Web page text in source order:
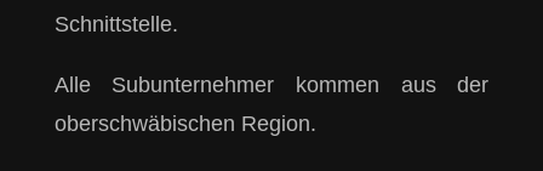
Schnittstelle.
Alle Subunternehmer kommen aus der
oberschwäbischen Region.